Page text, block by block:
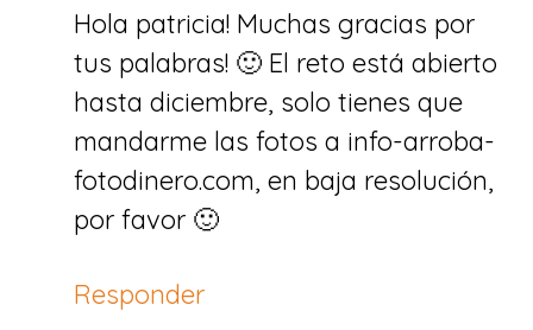
Hola patricia! Muchas gracias por
tus palabras! 🙂 El reto está abierto
hasta diciembre, solo tienes que
mandarme las fotos a info-arroba-
fotodinero.com, en baja resolución,
por favor 🙂
Responder